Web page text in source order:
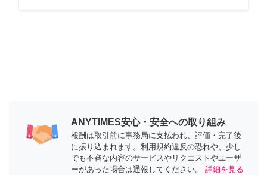
ANYTIMES安心・安全への取り組み
報酬は取引前に事務局に支払われ、評価・完了後
に振り込まれます。利用規約違反の恐れや、少し
でも不審な内容のサービスやリクエストやユーザ
ーがあった場合は通報してください。
詳細を見る